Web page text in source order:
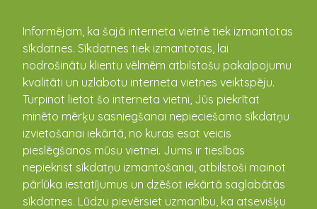
Informējam, ka šajā interneta vietnē tiek izmantotas
sīkdatnes. Sīkdatnes tiek izmantotas, lai
nodrošinātu klientu vēlmēm atbilstošu pakalpojumu
kvalitāti un uzlabotu interneta vietnes veiktspēju.
Turpinot lietot šo interneta vietni, Jūs piekrītat
minēto mērķu sasniegšanai nepieciešamo sīkdatņu
izvietošanai iekārtā, no kuras esat veicis
pieslēgšanos mūsu vietnei. Jums ir tiesības
nepiekrist sīkdatņu izmantošanai, atbilstoši mainot
pārlūka iestatījumus un dzēšot iekārtā saglabātās
sīkdatnes. Lūdzu pievērsiet uzmanību, ka atsevišķu
kandava.lv
Kandavas pilsētas, Cēres un Kandavas pagastu
pārvalde
Dārza iela 6, Kandava, Tukuma novads, Latvija, LV-3120
(+371) 63182028
www.kandava.lv
Lapas karte